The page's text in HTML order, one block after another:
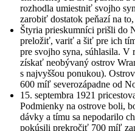
rozhodla umiestniť svojho
zarobiť dostatok peňazí na
Štyria prieskumníci prišli do
preložiť, variť a šiť pre ich
pre svojho syna, súhlasila.
získať neobývaný ostrov
s najvyššou ponukou).
600 míľ severozápadne od
15. septembra 1921
Podmienky na ostrove boli,
dávky a tímu sa nepodarilo
pokúsili prekročiť 700 míľ